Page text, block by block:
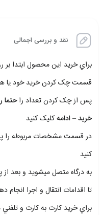
نقد و بررسی اجمالی
براي خريد اين محصول ابتدا بر
قسمت چک کردن خريد خود يا
پس از چک کردن تعداد راحتما رو
خريد – ادامهکليک کنيد
در قسمت مشخصات مربوطه را
کنيد
به درگاه متصل ميشويد و بعد
تا اقدامات انتقال و اجرا انجام